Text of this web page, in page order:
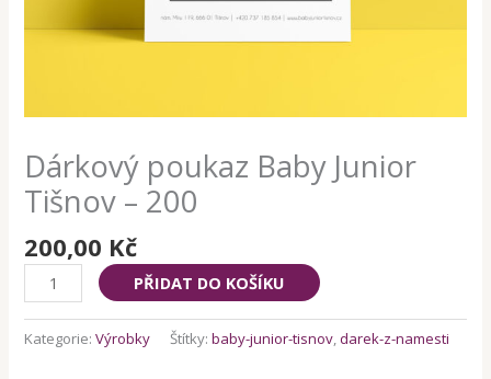
Dárkový poukaz Baby Junior
Tišnov – 200
200,00 Kč
Dárkový
poukaz
Baby
Junior
PŘIDAT DO KOŠÍKU
Kategorie:Výrobky Štítky:baby-junior-tisnov,darek-z-namesti